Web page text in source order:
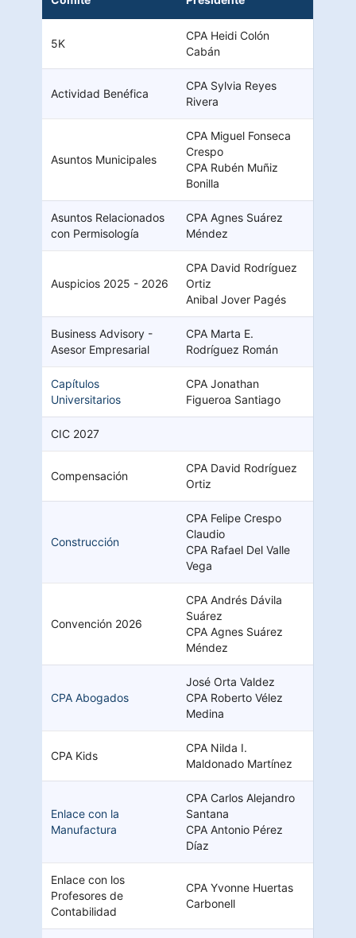
5K
CPA Heidi Colón
Cabán
Actividad Benéfica
CPA Sylvia Reyes
Rivera
Asuntos Municipales
CPA Miguel Fonseca
Crespo
CPA Rubén Muñiz
Bonilla
Asuntos Relacionados
con Permisología
CPA Agnes Suárez
Méndez
Auspicios 2025 - 2026
CPA David Rodríguez
Ortiz
Anibal Jover Pagés
Business Advisory -
Asesor Empresarial
CPA Marta E.
Rodríguez Román
Capítulos
Universitarios
CPA Jonathan
Figueroa Santiago
CIC 2027
Compensación
CPA David Rodríguez
Ortiz
Construcción
CPA Felipe Crespo
Claudio
CPA Rafael Del Valle
Vega
Convención 2026
CPA Andrés Dávila
Suárez
CPA Agnes Suárez
Méndez
CPA Abogados
José Orta Valdez
CPA Roberto Vélez
Medina
CPA Kids
CPA Nilda I.
Maldonado Martínez
Enlace con la
Manufactura
CPA Carlos Alejandro
Santana
CPA Antonio Pérez
Díaz
Enlace con los
Profesores de
Contabilidad
CPA Yvonne Huertas
Carbonell